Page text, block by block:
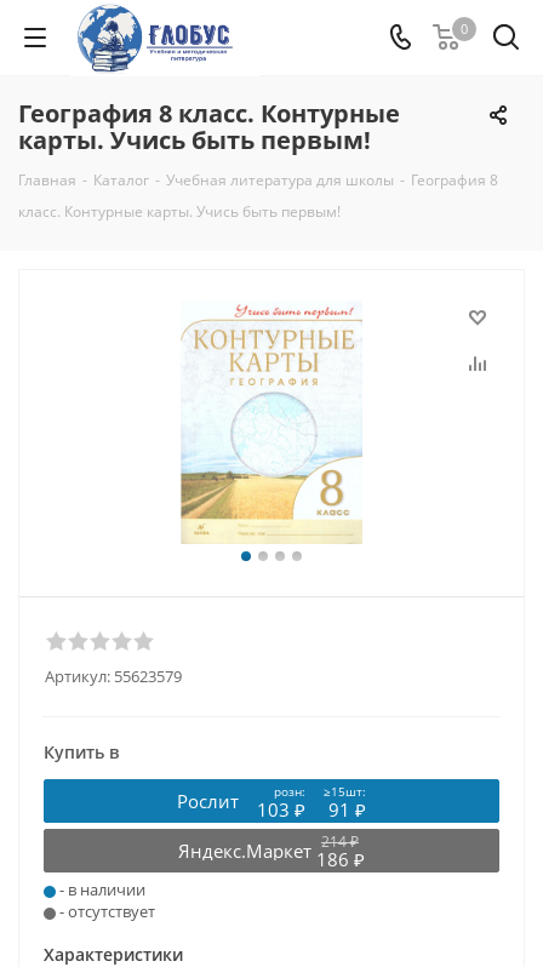
0
География 8 класс. Контурные
карты. Учись быть первым!
Главная - Каталог - Учебная литература для школы - География 8
класс. Контурные карты. Учись быть первым!
Артикул: 55623579
Купить в
Рослит розн: ≥15шт:
103 ₽
91 ₽
Яндекс.Маркет 214 ₽
186 ₽
- в наличии
- отсутствует
Характеристики